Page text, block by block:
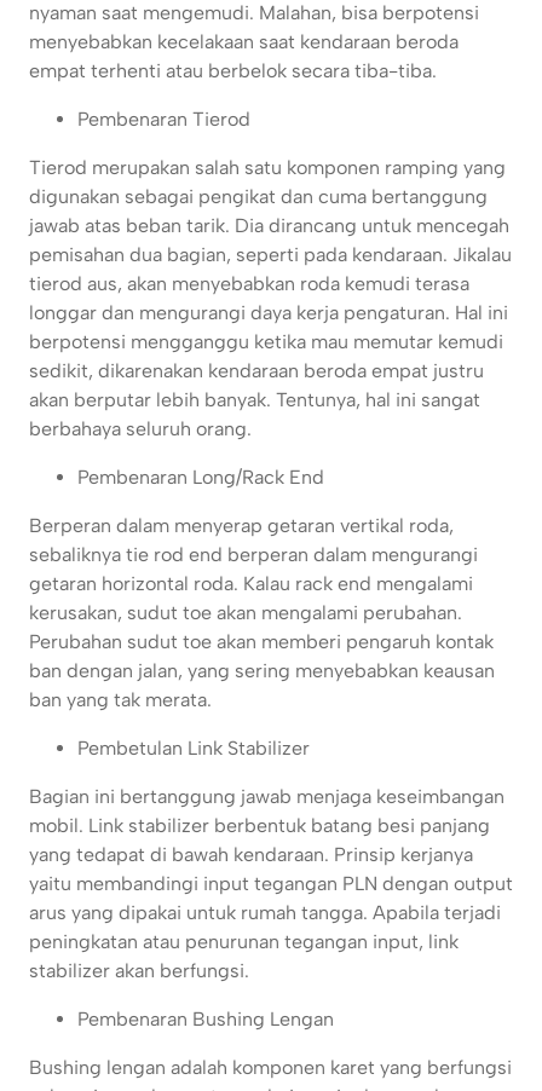
nyaman saat mengemudi. Malahan, bisa berpotensi
menyebabkan kecelakaan saat kendaraan beroda
empat terhenti atau berbelok secara tiba-tiba.
Pembenaran Tierod
Tierod merupakan salah satu komponen ramping yang
digunakan sebagai pengikat dan cuma bertanggung
jawab atas beban tarik. Dia dirancang untuk mencegah
pemisahan dua bagian, seperti pada kendaraan. Jikalau
tierod aus, akan menyebabkan roda kemudi terasa
longgar dan mengurangi daya kerja pengaturan. Hal ini
berpotensi mengganggu ketika mau memutar kemudi
sedikit, dikarenakan kendaraan beroda empat justru
akan berputar lebih banyak. Tentunya, hal ini sangat
berbahaya seluruh orang.
Pembenaran Long/Rack End
Berperan dalam menyerap getaran vertikal roda,
sebaliknya tie rod end berperan dalam mengurangi
getaran horizontal roda. Kalau rack end mengalami
kerusakan, sudut toe akan mengalami perubahan.
Perubahan sudut toe akan memberi pengaruh kontak
ban dengan jalan, yang sering menyebabkan keausan
ban yang tak merata.
Pembetulan Link Stabilizer
Bagian ini bertanggung jawab menjaga keseimbangan
mobil. Link stabilizer berbentuk batang besi panjang
yang tedapat di bawah kendaraan. Prinsip kerjanya
yaitu membandingi input tegangan PLN dengan output
arus yang dipakai untuk rumah tangga. Apabila terjadi
peningkatan atau penurunan tegangan input, link
stabilizer akan berfungsi.
Pembenaran Bushing Lengan
Bushing lengan adalah komponen karet yang berfungsi